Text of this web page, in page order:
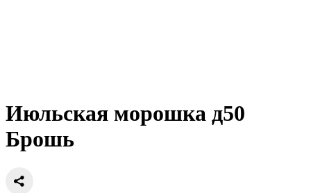
Июльская морошка д50
Брошь